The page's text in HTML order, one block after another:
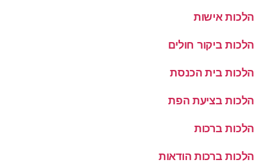
הלכות אישות
הלכות ביקור חולים
הלכות בית הכנסת
הלכות בציעת הפת
הלכות ברכות
הלכות ברכות הודאות